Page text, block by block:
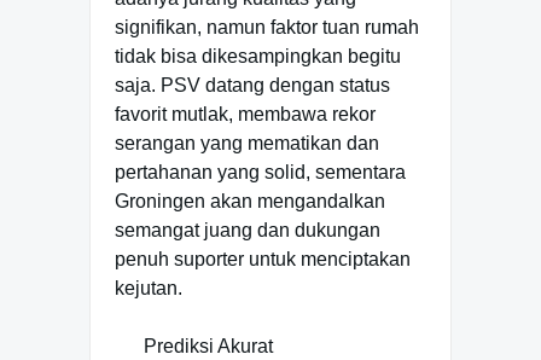
signifikan, namun faktor tuan rumah
tidak bisa dikesampingkan begitu
saja. PSV datang dengan status
favorit mutlak, membawa rekor
serangan yang mematikan dan
pertahanan yang solid, sementara
Groningen akan mengandalkan
semangat juang dan dukungan
penuh suporter untuk menciptakan
kejutan.
Prediksi Akurat